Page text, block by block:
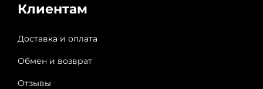
Клиентам
Доставка и оплата
Обмен и возврат
Отзывы